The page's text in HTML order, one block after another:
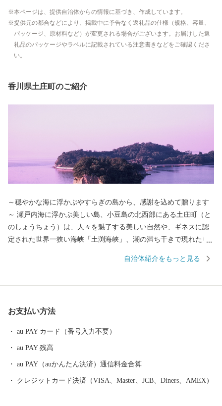
本ページは、提供自治体からの情報に基づき、作成しています。
提供元の都合などにより、掲載中に予告なく返礼品の仕様（規格、容量、
パッケージ、原材料など）が変更される場合がございます。お届けした返
礼品のパッケージやラベルに記載されている注意書きなどをご確認くださ
い。
香川県土庄町のご紹介
～穏やかな海に浮かぶやすらぎの島から、感謝を込めて贈ります
～ 瀬戸内海に浮かぶ美しい島、小豆島の北西部にある土庄町（と
のしょうちょう）は、人々を魅了する美しい自然や、ギネスに認
定された世界一狭い海峡「土渕海峡」、潮の満ち干きで現れたり
作「二十四の瞳」の平和の群像などの観光スポットが数多くあ
本一の生産量を誇る「ごま油」、小豆島産オリーブのしぼり果実
ょうどしま しまはも）」など、豊かな自然で育まれたおいしいも
のがいっぱい。 先人が築いた伝統的な行事や歴史的な景観を守
り、後世へと継承していくには、「ふるさとを大切にしたい」
自治体紹介をもっと見る
お支払い方法
au PAY カード（番号入力不要）
au PAY 残高
au PAY（auかんたん決済）通信料金合算
クレジットカード決済（VISA、Master、JCB、Diners、AMEX）